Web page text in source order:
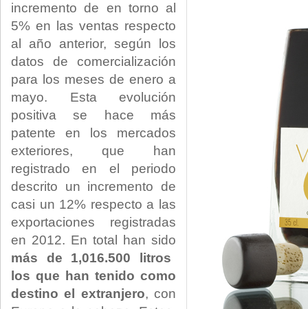
incremento de en torno al
5% en las ventas respecto
al año anterior, según los
datos de comercialización
para los meses de enero a
mayo. Esta evolución
positiva se hace más
patente en los mercados
exteriores, que han
registrado en el periodo
descrito un incremento de
casi un 12% respecto a las
exportaciones registradas
en 2012. En total han sido
más de 1,016.500 litros
los que han tenido como
destino el extranjero, con